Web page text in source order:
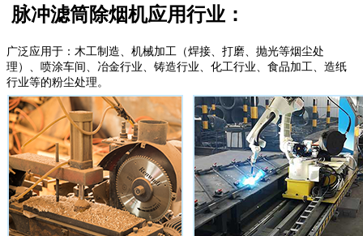
脉冲滤筒除烟机应用行业：
广泛应用于：木工制造、机械加工（焊接、打磨、抛光等烟尘处
理）、喷涂车间、冶金行业、铸造行业、化工行业、食品加工、造纸
行业等的粉尘处理。